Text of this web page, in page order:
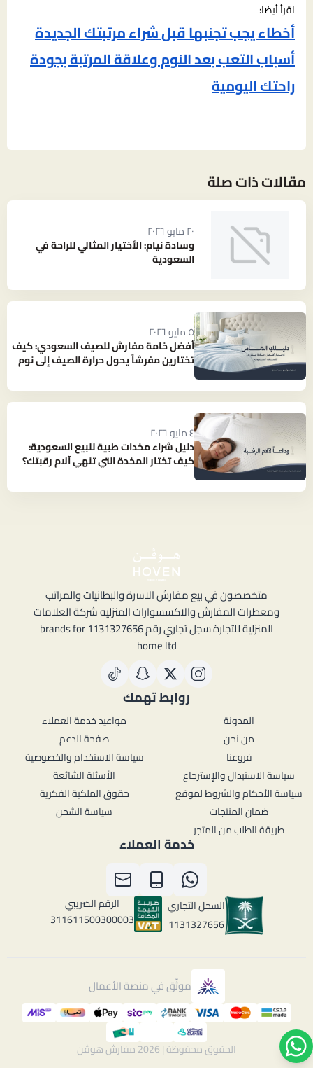
اقرأ أيضا:
أخطاء يجب تجنبها قبل شراء مرتبتك الجديدة
أسباب التعب بعد النوم وعلاقة المرتبة بجودة
راحتك اليومية
مقالات ذات صلة
٢٠ مايو ٢٠٢٦
وسادة نيام: الأختيار المثالي للراحة في
السعودية
٥ مايو ٢٠٢٦
أفضل خامة مفارش للصيف السعودي: كيف
تختارين مفرشاً يحول حرارة الصيف إلى نوم
٤ مايو ٢٠٢٦
دليل شراء مخدات طبية للبيع السعودية:
كيف تختار المخدة التي تنهي آلام رقبتك؟
متخصصون في بيع مفارش الاسرة والبطانيات والمراتب
ومعطرات المفارش والاكسسوارات المنزليه شركة العلامات
المنزلية للتجارة سجل تجاري رقم 1131327656 brands for
home ltd
روابط تهمك
المدونة
من نحن
فروعنا
سياسة الاستبدال والإسترجاع
سياسة الأحكام والشروط لموقع
ضمان المنتجات
طريقة الطلب من المتجر
مواعيد خدمة العملاء
صفحة الدعم
سياسة الاستخدام والخصوصية
الأسئلة الشائعة
حقوق الملكية الفكرية
سياسة الشحن
خدمة العملاء
السجل التجاري
1131327656
الرقم الضريبي
311611500300003
موثّق في منصة الأعمال
الحقوق محفوظة | 2026 مفارش هوڤن